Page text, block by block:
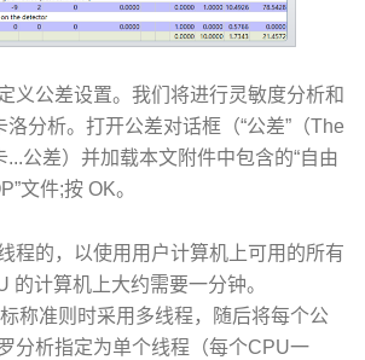
义公差设置。我们将进行灵敏度分析和
分析。打开公差对话框（“公差”（The
...公差）并加载本文附件中包含的“自由
文件;按 OK。
程的，以使用用户计算机上可用的所有
的计算机上大约需要一分钟。
称准则时采用多线程，随后将每个公
分析指定为单个线程（每个CPU一